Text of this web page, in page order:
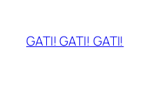
GATI! GATI! GATI!